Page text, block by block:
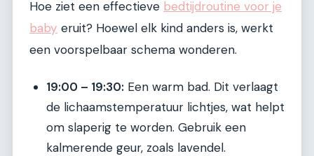
Hoe ziet een effectieve bedtijdroutine voor je
baby eruit? Hoewel elk kind anders is, werkt
een voorspelbaar schema wonderen.
19:00 – 19:30: Een warm bad. Dit verlaagt
de lichaamstemperatuur lichtjes, wat helpt
om slaperig te worden. Gebruik een
kalmerende geur, zoals lavendel.